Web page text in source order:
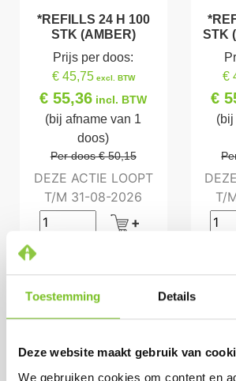
Toestemming Details
Deze website maakt gebruik van
We gebruiken cookies om content en
*REFILLS 24 H 100
STK (AMBER)
Prijs per doos:
€ 45,75excl. BTW
€ 55,36 incl. BTW
(bij afname van 1
doos)
Per doos € 50,15
DEZE ACTIE LOOPT
T/M 31-08-2026
STK
€
€
(bij
T/
Meest Besteld